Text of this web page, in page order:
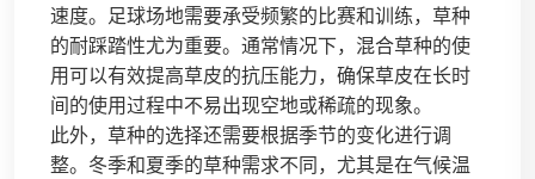
速度。足球场地需要承受频繁的比赛和训练，草种
的耐踩踏性尤为重要。通常情况下，混合草种的使
用可以有效提高草皮的抗压能力，确保草皮在长时
间的使用过程中不易出现空地或稀疏的现象。
此外，草种的选择还需要根据季节的变化进行调
整。冬季和夏季的草种需求不同，尤其是在气候温